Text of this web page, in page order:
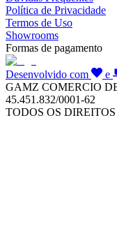
Política de Privacidade
Termos de Uso
Showrooms
Formas de pagamento
Desenvolvido com e
GAMZ COMERCIO
45.451.832/0001-62
TODOS OS